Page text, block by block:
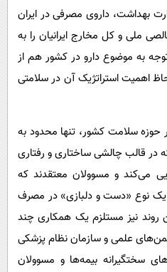
بهداشت، داروی مصرفی در ایران
ملی و کل مخارج ایرانیان را به
به موضوع دارو در کشور هم از
اهمیت استراتژیک آن در سلامتی
حوزه سلامت کشور، تنها محدود به
در قالب چالشی ساختاری و رفتاری
می‌کند و مسوولان معتقدند که
نوع «دست و دلبازی» در مصرف
روند نیز مستلزم یک همکاری چند
علمی و سازمان نظام پزشکی
سختگیرانه بیمه‌ها و مسوولان